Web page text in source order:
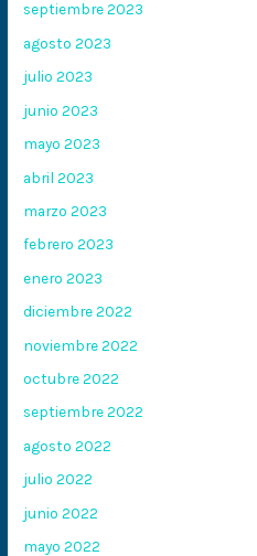
septiembre 2023
agosto 2023
julio 2023
junio 2023
mayo 2023
abril 2023
marzo 2023
febrero 2023
enero 2023
diciembre 2022
noviembre 2022
octubre 2022
septiembre 2022
agosto 2022
julio 2022
junio 2022
mayo 2022